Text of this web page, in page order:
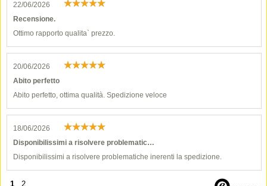
22/06/2026
Recensione.
Ottimo rapporto qualita` prezzo.
20/06/2026
Abito perfetto
Abito perfetto, ottima qualità. Spedizione veloce
18/06/2026
Disponibilissimi a risolvere problematic…
Disponibilissimi a risolvere problematiche inerenti la spedizione.
1 2